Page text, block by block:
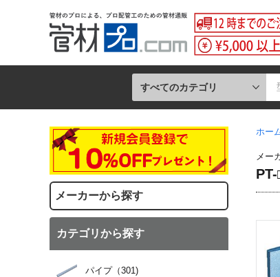
すべてのカテゴリ
ホー
メー
メーカーから探す
カテゴリから探す
パイプ（301)